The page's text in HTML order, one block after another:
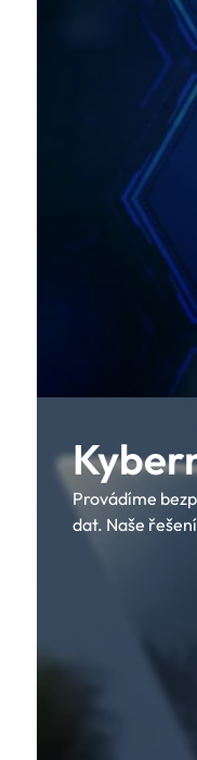
Provádíme
dat. Naše